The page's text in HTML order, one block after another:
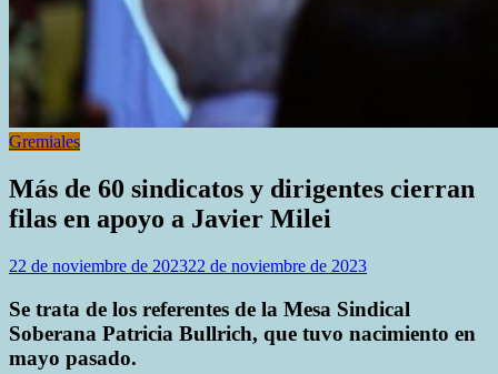
Gremiales
Más de 60 sindicatos y dirigentes cierran
filas en apoyo a Javier Milei
22 de noviembre de 202322 de noviembre de 2023
Se trata de los referentes de la Mesa Sindical
Soberana Patricia Bullrich, que tuvo nacimiento en
mayo pasado.